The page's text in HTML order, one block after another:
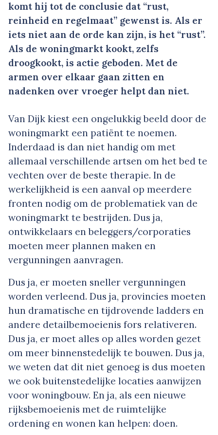
komt hij tot de conclusie dat “rust,
reinheid en regelmaat” gewenst is. Als er
iets niet aan de orde kan zijn, is het “rust”.
Als de woningmarkt kookt, zelfs
droogkookt, is actie geboden. Met de
armen over elkaar gaan zitten en
nadenken over vroeger helpt dan niet.
Van Dijk kiest een ongelukkig beeld door de
woningmarkt een patiënt te noemen.
Inderdaad is dan niet handig om met
allemaal verschillende artsen om het bed te
vechten over de beste therapie. In de
werkelijkheid is een aanval op meerdere
fronten nodig om de problematiek van de
woningmarkt te bestrijden. Dus ja,
ontwikkelaars en beleggers/corporaties
moeten meer plannen maken en
vergunningen aanvragen.
Dus ja, er moeten sneller vergunningen
worden verleend. Dus ja, provincies moeten
hun dramatische en tijdrovende ladders en
andere detailbemoeienis fors relativeren.
Dus ja, er moet alles op alles worden gezet
om meer binnenstedelijk te bouwen. Dus ja,
we weten dat dit niet genoeg is dus moeten
we ook buitenstedelijke locaties aanwijzen
voor woningbouw. En ja, als een nieuwe
rijksbemoeienis met de ruimtelijke
ordening en wonen kan helpen: doen.